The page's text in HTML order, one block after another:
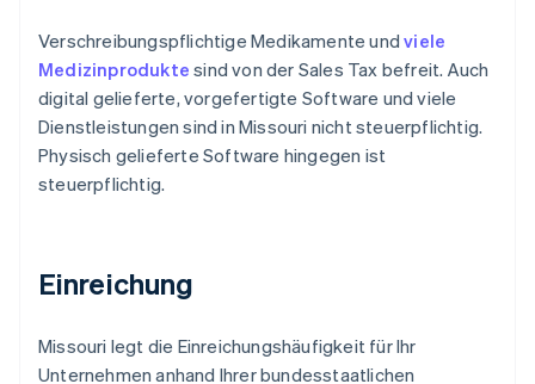
Verschreibungspflichtige Medikamente undviele
Medizinprodukte sind von der Sales Tax befreit. Auch
digital gelieferte, vorgefertigte Software und viele
Dienstleistungen sind in Missouri nicht steuerpflichtig.
Physisch gelieferte Software hingegen ist
steuerpflichtig.
Einreichung
Missouri legt die Einreichungshäufigkeit für Ihr
Unternehmen anhand Ihrer bundesstaatlichen